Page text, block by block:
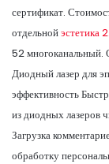
сертификат.
отдельнойэстетика
52
Диодный лазер для
эффективность
из диодных лазеров
Загрузка
обработку